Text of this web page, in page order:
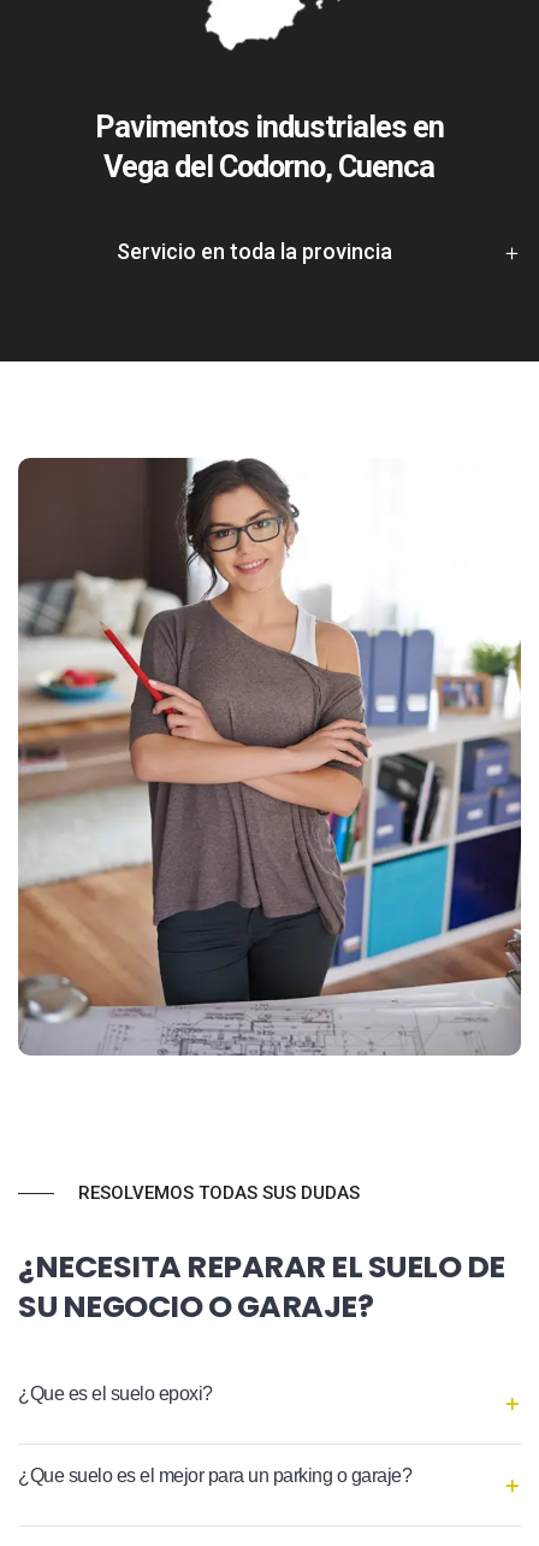
Pavimentos industriales en
Vega del Codorno, Cuenca
Servicio en toda la provincia
RESOLVEMOS TODAS SUS DUDAS
¿NECESITA REPARAR EL SUELO DE
SU NEGOCIO O GARAJE?
¿Que es el suelo epoxi?
¿Que suelo es el mejor para un parking o garaje?